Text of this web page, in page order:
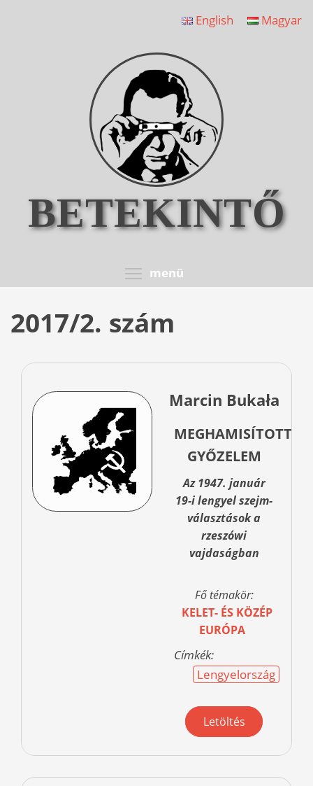
English Magyar
BETEKINTŐ
menü
2017/2. szám
Marcin Bukała
MEGHAMISÍTOTT
GYŐZELEM
Az 1947. január
19-i lengyel szejm-
választások a
rzeszówi
vajdaságban
Fő témakör:
KELET- ÉS KÖZÉP
EURÓPA
Címkék:
Lengyelország
Letöltés